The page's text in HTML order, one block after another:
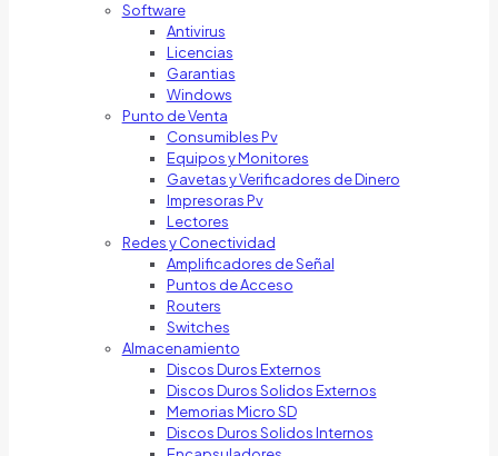
Software
Antivirus
Licencias
Garantias
Windows
Punto de Venta
Consumibles Pv
Equipos y Monitores
Gavetas y Verificadores de Dinero
Impresoras Pv
Lectores
Redes y Conectividad
Amplificadores de Señal
Puntos de Acceso
Routers
Switches
Almacenamiento
Discos Duros Externos
Discos Duros Solidos Externos
Memorias Micro SD
Discos Duros Solidos Internos